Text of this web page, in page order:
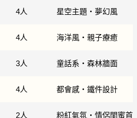
4人 星空主題・夢幻風
4人 海洋風・親子療癒
3人 童話系・森林牆面
4人 都會感・鐵件設計
2人 粉紅氣氛・情侶閨蜜首